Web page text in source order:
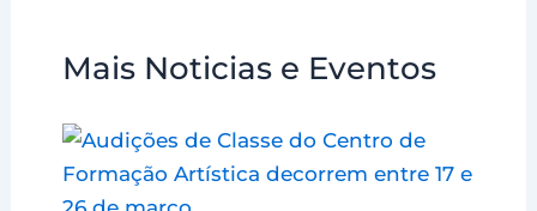
Mais Noticias e Eventos